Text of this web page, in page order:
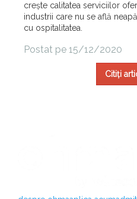
crește calitatea serviciilor
industrii care nu se află
cu ospitalitatea.
Postat pe 15/12/2020
Citiți